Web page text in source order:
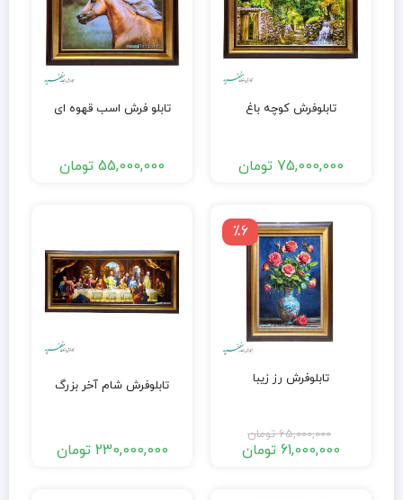
تابلوفرش کوچه باغ
75,000,000 تومان
تابلو فرش اسب قهوه ای
55,000,000 تومان
٪6
تابلوفرش رز زیبا
65,000,000 تومان
61,000,000 تومان
تابلوفرش شام آخر بزرگ
230,000,000 تومان